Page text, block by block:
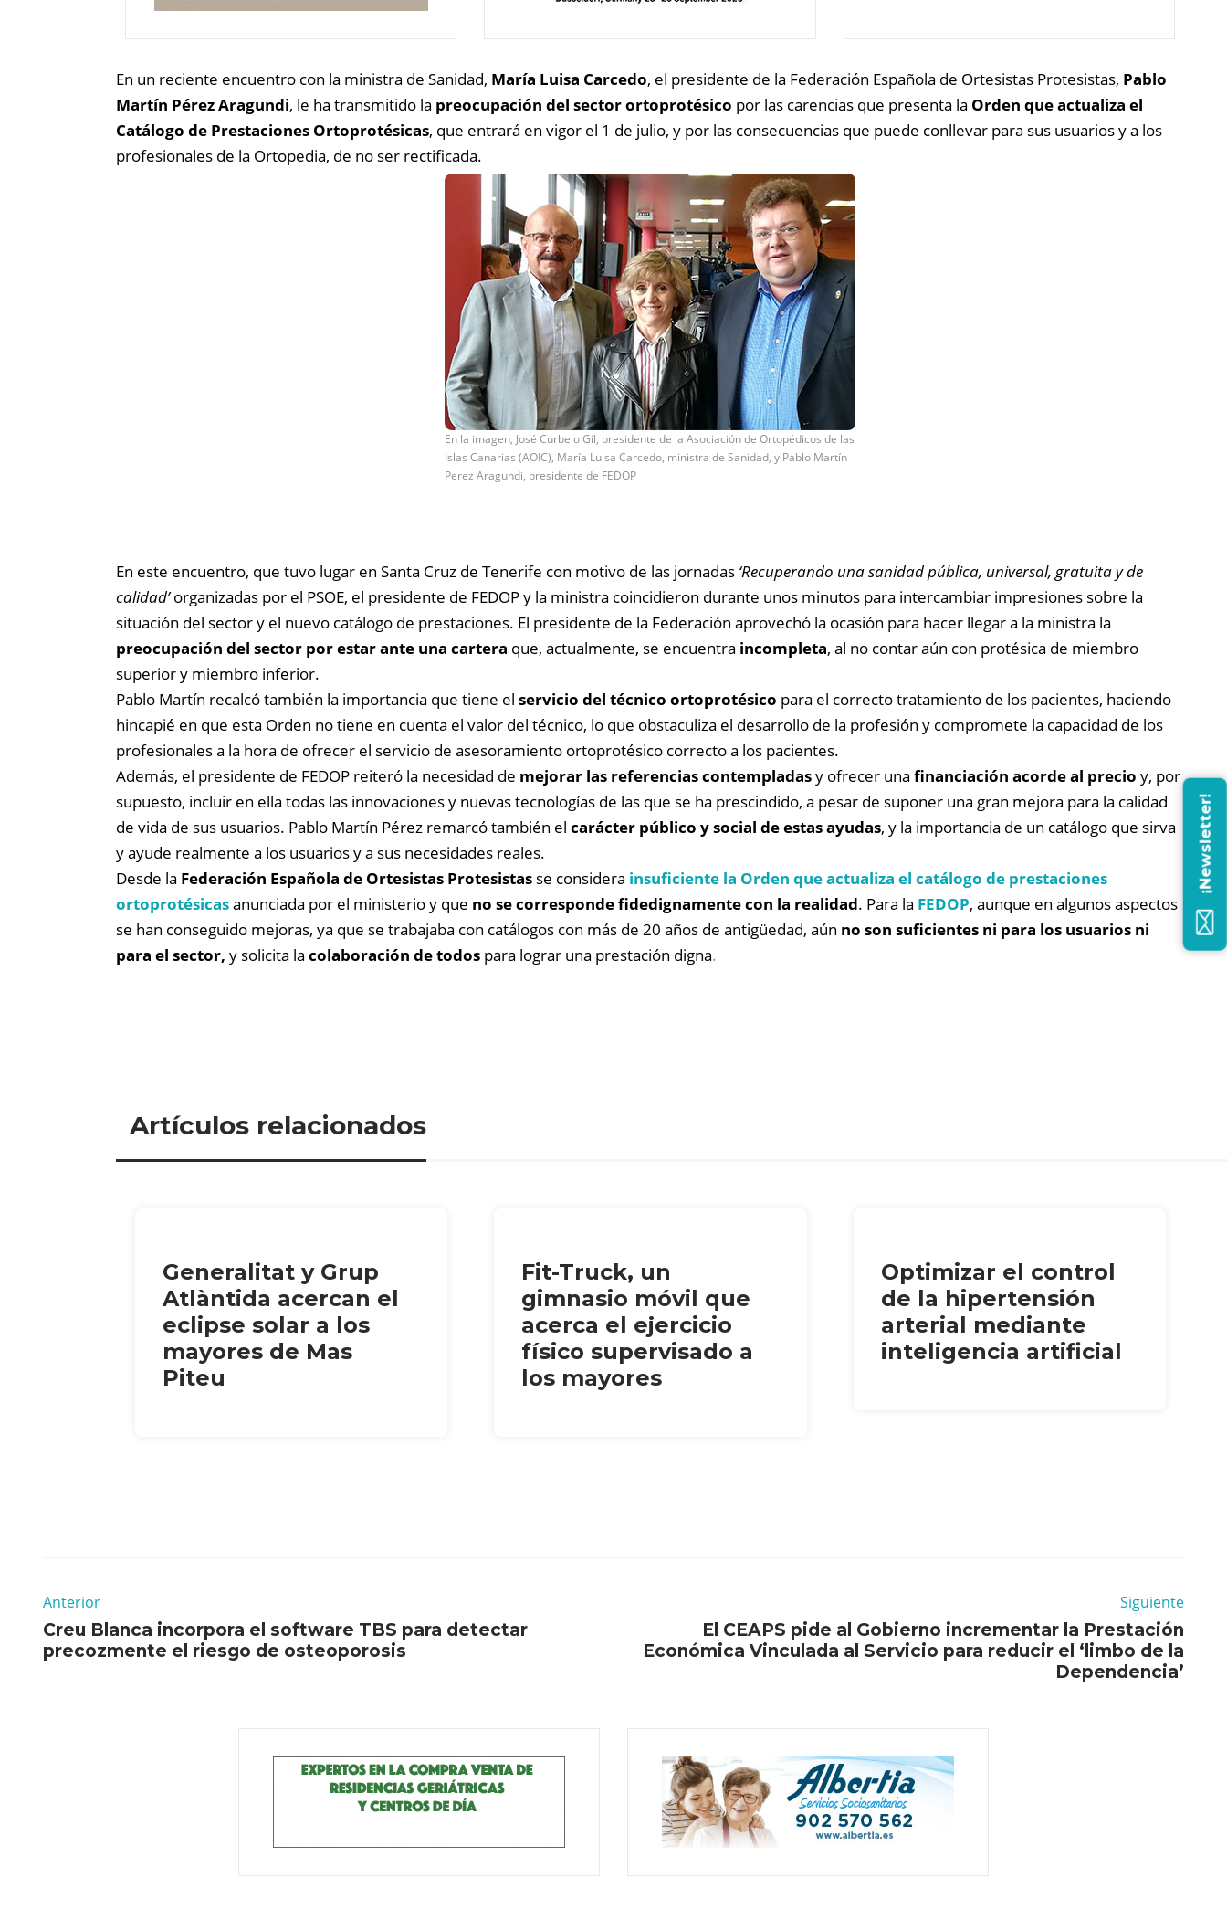
En un reciente encuentro con la ministra de Sanidad, María Luisa Carcedo, el presidente de la Federación Española de Ortesistas Protesistas, Pablo
Martín Pérez Aragundi, le ha transmitido la preocupación del sector ortoprotésico por las carencias que presenta la Orden que actualiza el
Catálogo de Prestaciones Ortoprotésicas, que entrará en vigor el 1 de julio, y por las consecuencias que puede conllevar para sus usuarios y a los
profesionales de la Ortopedia, de no ser rectificada.
En la imagen, José Curbelo Gil, presidente de la Asociación de Ortopédicos de las
Islas Canarias (AOIC), María Luisa Carcedo, ministra de Sanidad, y Pablo Martín
Perez Aragundi, presidente de FEDOP
En este encuentro, que tuvo lugar en Santa Cruz de Tenerife con motivo de las jornadas ‘Recuperando una sanidad pública, universal, gratuita y de
calidad’organizadas por el PSOE, el presidente de FEDOP y la ministra coincidieron durante unos minutos para intercambiar impresiones sobre la
situación del sector y el nuevo catálogo de prestaciones. El presidente de la Federación aprovechó la ocasión para hacer llegar a la ministra la
preocupación del sector por estar ante una cartera que, actualmente, se encuentra incompleta, al no contar aún con protésica de miembro
superior y miembro inferior.
Pablo Martín recalcó también la importancia que tiene el servicio del técnico ortoprotésico para el correcto tratamiento de los pacientes, haciendo
hincapié en que esta Orden no tiene en cuenta el valor del técnico, lo que obstaculiza el desarrollo de la profesión y compromete la capacidad de los
profesionales a la hora de ofrecer el servicio de asesoramiento ortoprotésico correcto a los pacientes.
Además, el presidente de FEDOP reiteró la necesidad de mejorar las referencias contempladasy ofrecer una financiación acorde al precio y, por
supuesto, incluir en ella todas las innovaciones y nuevas tecnologías de las que se ha prescindido, a pesar de suponer una gran mejora para la calidad
de vida de sus usuarios. Pablo Martín Pérez remarcó también el carácter público y social de estas ayudas, y la importancia de un catálogo que sirva
y ayude realmente a los usuarios y a sus necesidades reales.
Desde la Federación Española de Ortesistas Protesistas se considera insuficiente la Orden que actualiza el catálogo de prestaciones
ortoprotésicasanunciada por el ministerio y que no se corresponde fidedignamente con la realidad. Para la FEDOP, aunque en algunos aspectos
se han conseguido mejoras, ya que se trabajaba con catálogos con más de 20 años de antigüedad, aún no son suficientes ni para los usuarios ni
para el sector, y solicita la colaboración de todos para lograr una prestación digna.
Artículos relacionados
Generalitat y Grup
Atlàntida acercan el
eclipse solar a los
mayores de Mas
Piteu
Fit-Truck, un
gimnasio móvil que
acerca el ejercicio
físico supervisado a
los mayores
Optimizar el control
de la hipertensión
arterial mediante
inteligencia artificial
Anterior
Creu Blanca incorpora el software TBS para detectar
precozmente el riesgo de osteoporosis
Siguiente
El CEAPS pide al Gobierno incrementar la Prestación
Económica Vinculada al Servicio para reducir el ‘limbo de la
Dependencia’
¡Newsletter!